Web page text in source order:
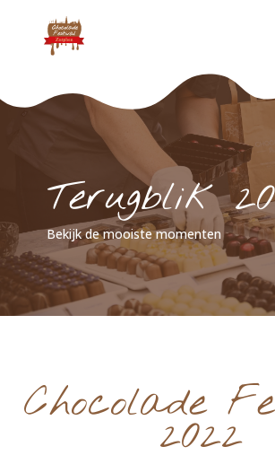
Terugblik
Bekijk de mooiste momenten
Chocolade
2022